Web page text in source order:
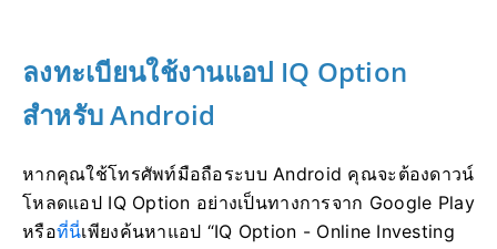
ลงทะเบียนใช้งานแอป IQ Option
สำหรับ Android
หากคุณใช้โทรศัพท์มือถือระบบ Android คุณจะต้องดาวน์
โหลดแอป IQ Option อย่างเป็นทางการจาก Google Play
หรือที่นี่เพียงค้นหาแอป “IQ Option - Online Investing